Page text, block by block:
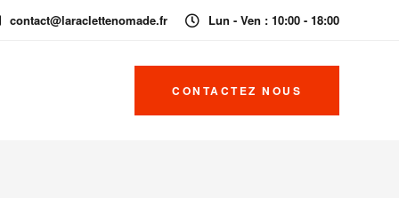
contact@laraclettenomade.fr Lun - Ven : 10:00 - 18:00
CONTACTEZ NOUS